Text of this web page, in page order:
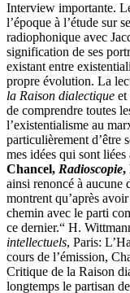
Interview importante.
l’époque à l’étude sur
radiophonique avec
signification de ses
existant entre
propre évolution. La
la Raison dialectique et
de comprendre toutes
l’existentialisme au
particulièrement d’être
mes idées qui sont
Chancel, Radioscopie,
ainsi renoncé à aucune
montrent qu’après
chemin avec le parti
ce dernier.“ H.
intellectuels, Paris:
cours de l’émission,
Critique de la Raison
longtemps le partisan